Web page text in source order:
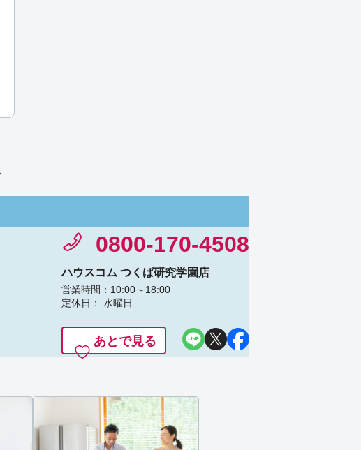
0800-170-4508
ハウスコム つくば研究学園店
営業時間：10:00～18:00
定休日： 水曜日
あとで見る